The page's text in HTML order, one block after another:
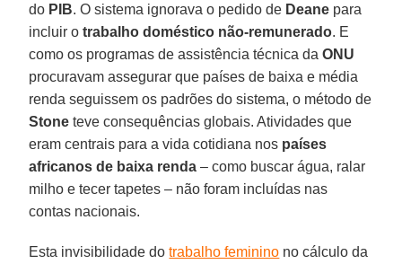
do PIB. O sistema ignorava o pedido de Deane para
incluir otrabalho doméstico não-remunerado. E
como os programas de assistência técnica daONU
procuravam assegurar que países de baixa e média
renda seguissem os padrões do sistema, o método de
Stone teve consequências globais. Atividades que
eram centrais para a vida cotidiana nos países
africanos de baixa renda – como buscar água, ralar
milho e tecer tapetes – não foram incluídas nas
contas nacionais.
Esta invisibilidade dotrabalho feminino no cálculo da